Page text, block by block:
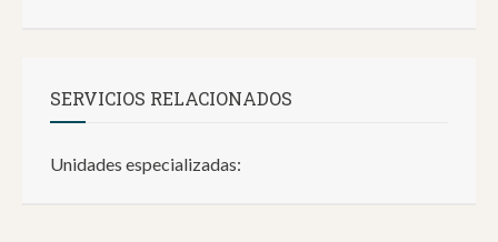
SERVICIOS RELACIONADOS
Unidades especializadas: